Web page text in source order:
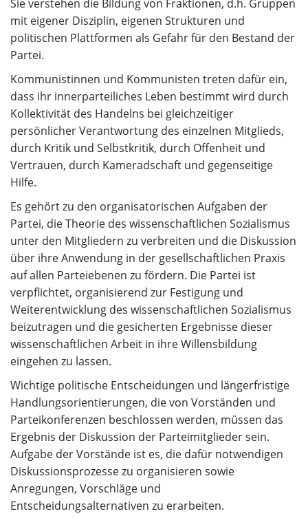
Sie verstehen die Bildung von Fraktionen, d.h. Gruppen
mit eigener Disziplin, eigenen Strukturen und
politischen Plattformen als Gefahr für den Bestand der
Partei.
Kommunistinnen und Kommunisten treten dafür ein,
dass ihr innerparteiliches Leben bestimmt wird durch
Kollektivität des Handelns bei gleichzeitiger
persönlicher Verantwortung des einzelnen Mitglieds,
durch Kritik und Selbstkritik, durch Offenheit und
Vertrauen, durch Kameradschaft und gegenseitige
Hilfe.
Es gehört zu den organisatorischen Aufgaben der
Partei, die Theorie des wissenschaftlichen Sozialismus
unter den Mitgliedern zu verbreiten und die Diskussion
über ihre Anwendung in der gesellschaftlichen Praxis
auf allen Parteiebenen zu fördern. Die Partei ist
verpflichtet, organisierend zur Festigung und
Weiterentwicklung des wissenschaftlichen Sozialismus
beizutragen und die gesicherten Ergebnisse dieser
wissenschaftlichen Arbeit in ihre Willensbildung
eingehen zu lassen.
Wichtige politische Entscheidungen und längerfristige
Handlungsorientierungen, die von Vorständen und
Parteikonferenzen beschlossen werden, müssen das
Ergebnis der Diskussion der Parteimitglieder sein.
Aufgabe der Vorstände ist es, die dafür notwendigen
Diskussionsprozesse zu organisieren sowie
Anregungen, Vorschläge und
Entscheidungsalternativen zu erarbeiten.